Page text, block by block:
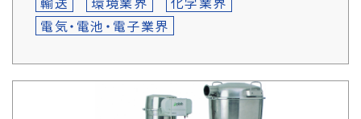
電気・電池・電子業界